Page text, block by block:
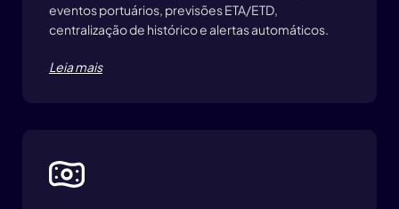
eventos portuários, previsões ETA/ETD,
centralização de histórico e alertas automáticos.
Leia mais